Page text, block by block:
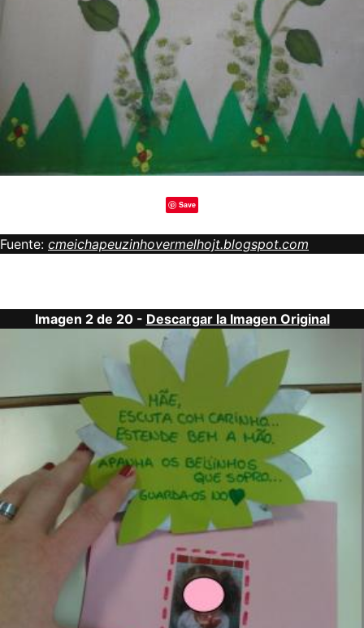
Save
Fuente: cmeichapeuzinhovermelhojt.blogspot.com
Imagen 2 de 20 - Descargar la Imagen Original